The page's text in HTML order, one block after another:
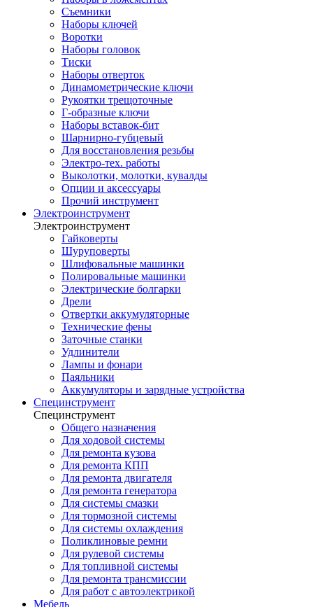
Съемники
Наборы ключей
Воротки
Наборы головок
Тиски
Наборы отверток
Динамометрические ключи
Рукоятки трещоточные
Г-образные ключи
Наборы вставок-бит
Шарнирно-губцевый
Для восстановления резьбы
Электро-тех. работы
Выколотки, молотки, кувалды
Опции и аксессуары
Прочий инструмент
Электроинструмент
Электроинструмент
Гайковерты
Шуруповерты
Шлифовальные машинки
Полировальные машинки
Электрические болгарки
Дрели
Отвертки аккумуляторные
Технические фены
Заточные станки
Удлинители
Лампы и фонари
Паяльники
Аккумуляторы и зарядные устройства
Специнструмент
Специнструмент
Общего назначения
Для ходовой системы
Для ремонта кузова
Для ремонта КПП
Для ремонта двигателя
Для ремонта генератора
Для системы смазки
Для тормозной системы
Для системы охлаждения
Поликлиновые ремни
Для рулевой системы
Для топливной системы
Для ремонта трансмиссии
Для работ с автоэлектрикой
Мебель